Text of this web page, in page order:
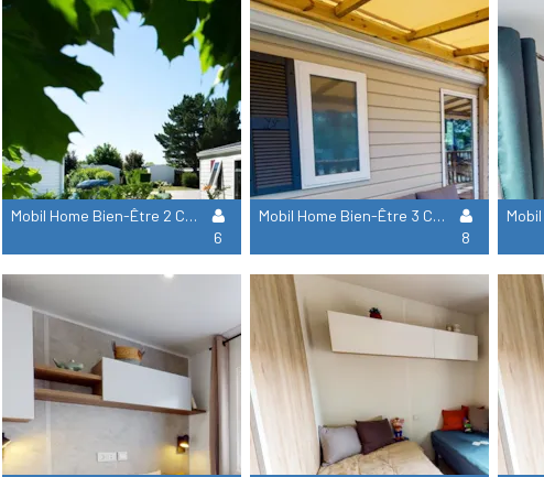
Mobil Home Bien-Être 2 Ch Signature Avec Clim
6
Mobil Home Bien-Être 3 Ch Signature Avec Clim
8